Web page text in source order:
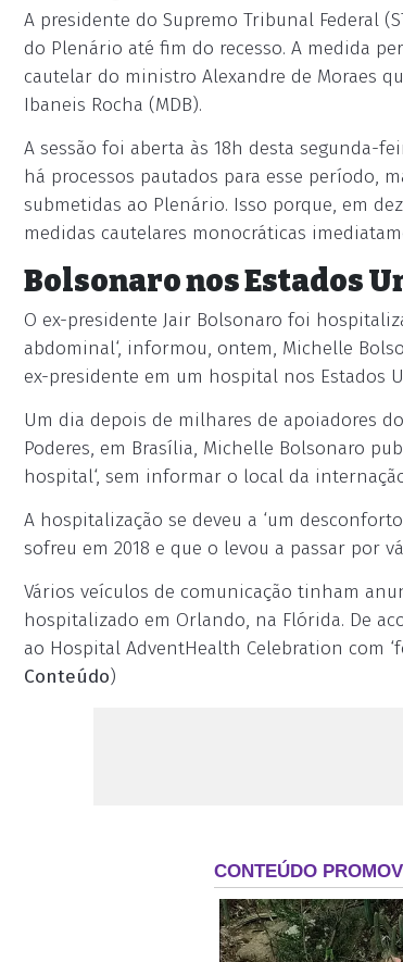
A presidente do Supremo Tribunal Federal
do Plenário até fim do recesso. A medida
cautelar do ministro Alexandre de Moraes
Ibaneis Rocha (MDB).
A sessão foi aberta às 18h desta segunda-
há processos pautados para esse período,
submetidas ao Plenário. Isso porque, em
medidas cautelares monocráticas
Bolsonaro nos Estados
O ex-presidente Jair Bolsonaro foi
abdominal‘, informou, ontem, Michelle
ex-presidente em um hospital nos Estados
Um dia depois de milhares de apoiadores
Poderes, em Brasília, Michelle Bolsonaro
hospital‘, sem informar o local da
A hospitalização se deveu a ‘um
sofreu em 2018 e que o levou a passar por
Vários veículos de comunicação tinham
hospitalizado em Orlando, na Flórida. De
ao Hospital AdventHealth Celebration com
Conteúdo)